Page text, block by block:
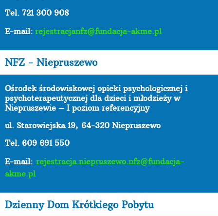
Tel. 721 300 908
E-mail: rejestracjanfz@fundacja-akme.pl
NFZ - Niepruszewo
Ośrodek środowiskowej opieki psychologicznej i
psychoterapeutycznej dla dzieci i młodzieży w
Niepruszewie – I poziom referencyjny
ul. Starowiejska 19, 64-320 Niepruszewo
Tel. 609 691 550
E-mail: rejestracja.niepruszewo.nfz@fundacja-
akme.pl
Dzienny Dom Krótkiego Pobytu